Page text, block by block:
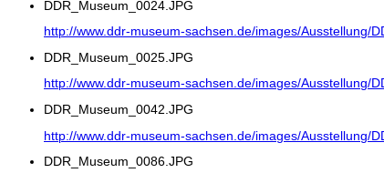
DDR_Museum_0024.JPG
http://www.ddr-museum-sachsen.de/images/Ausstellung/
DDR_Museum_0025.JPG
http://www.ddr-museum-sachsen.de/images/Ausstellung/
DDR_Museum_0042.JPG
http://www.ddr-museum-sachsen.de/images/Ausstellung/
DDR_Museum_0086.JPG